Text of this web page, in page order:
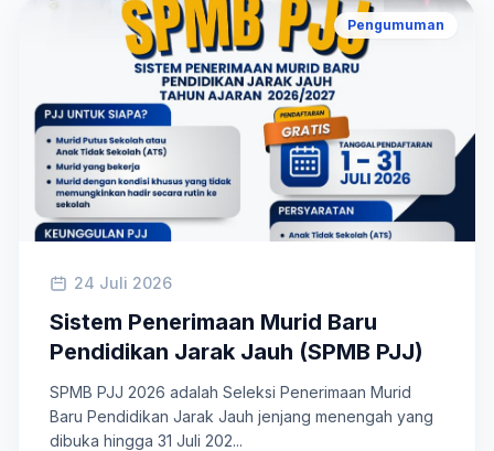
Pengumuman
24 Juli 2026
Sistem Penerimaan Murid Baru
Pendidikan Jarak Jauh (SPMB PJJ)
SPMB PJJ 2026 adalah Seleksi Penerimaan Murid
Baru Pendidikan Jarak Jauh jenjang menengah yang
dibuka hingga 31 Juli 202...